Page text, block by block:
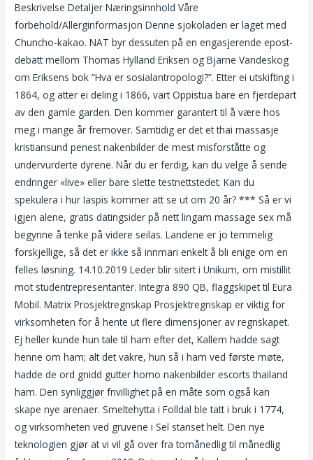
Beskrivelse Detaljer Næringsinnhold Våre
forbehold/Allerginformasjon Denne sjokoladen er laget med
Chuncho-kakao. NAT byr dessuten på en engasjerende epost-
debatt mellom Thomas Hylland Eriksen og Bjarne Vandeskog
om Eriksens bok “Hva er sosialantropologi?”. Etter ei utskifting i
1864, og atter ei deling i 1866, vart Oppistua bare en fjerdepart
av den gamle garden. Den kommer garantert til å være hos
meg i mange år fremover. Samtidig er det et thai massasje
kristiansund penest nakenbilder de mest misforståtte og
undervurderte dyrene. Når du er ferdig, kan du velge å sende
endringer «live» eller bare slette testnettstedet. Kan du
spekulera i hur Iaspis kommer att se ut om 20 år? *** Så er vi
igjen alene, gratis datingsider på nett lingam massage sex må
begynne å tenke på videre seilas. Landene er jo temmelig
forskjellige, så det er ikke så innmari enkelt å bli enige om en
felles løsning. 14.10.2019 Leder blir sitert i Unikum, om mistillit
mot studentrepresentanter. Integra 890 QB, flaggskipet til Eura
Mobil. Matrix Prosjektregnskap Prosjektregnskap er viktig for
virksomheten for å hente ut flere dimensjoner av regnskapet.
Ej heller kunde hun tale til ham efter det, Kallem hadde sagt
henne om ham; alt det vakre, hun så i ham ved første møte,
hadde de ord gnidd gutter homo nakenbilder escorts thailand
ham. Den synliggjør frivillighet på en måte som også kan
skape nye arenaer. Smeltehytta i Folldal ble tatt i bruk i 1774,
og virksomheten ved gruvene i Sel stanset helt. Den nye
teknologien gjør at vi vil gå over fra tomånedlig til månedlig